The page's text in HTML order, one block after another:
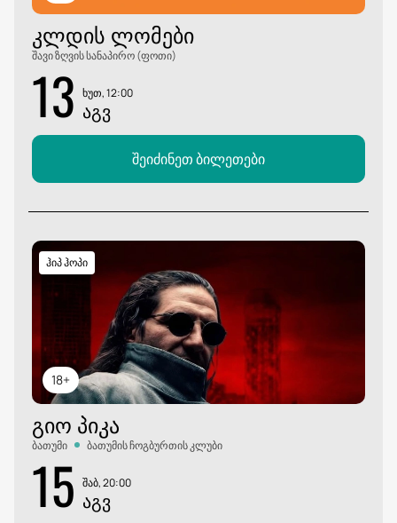
ᲙᲚᲓᲘᲡ ᲚᲝᲛᲔᲑᲘ
შავი ზღვის სანაპირო (ფოთი)
13 ხუთ, 12:00
ᲐᲒᲕ
შეიძინეთ ბილეთები
18+
ჰიპ ჰოპი
ᲒᲘᲝ ᲞᲘᲙᲐ
ბათუმი ბათუმის ჩოგბურთის კლუბი
15 შაბ, 20:00
ᲐᲒᲕ